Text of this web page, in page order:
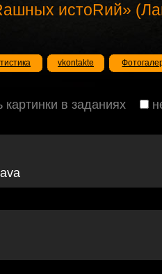
истоRий»
vkontakte
картинки в заданиях